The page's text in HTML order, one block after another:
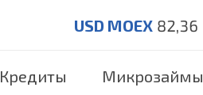
USD MOEX 82,36
Кредиты Микрозаймы